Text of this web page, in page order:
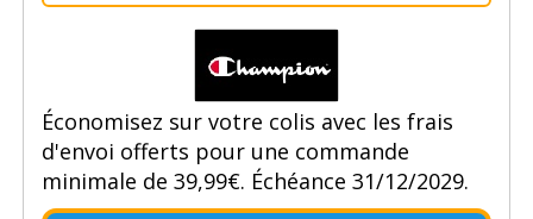
Économisez sur votre colis avec les frais
d'envoi offerts pour une commande
minimale de 39,99€. Échéance 31/12/2029.